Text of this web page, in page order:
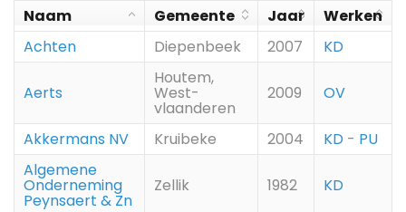
Naam Gemeente Jaar
Werken
Achten
Diepenbeek 2007 KD
Aerts
Houtem,
West-
vlaanderen
2009 OV
Akkermans NV Kruibeke 2004 KD - PU
Algemene
Onderneming
Peynsaert & Zn
Zellik 1982 KD